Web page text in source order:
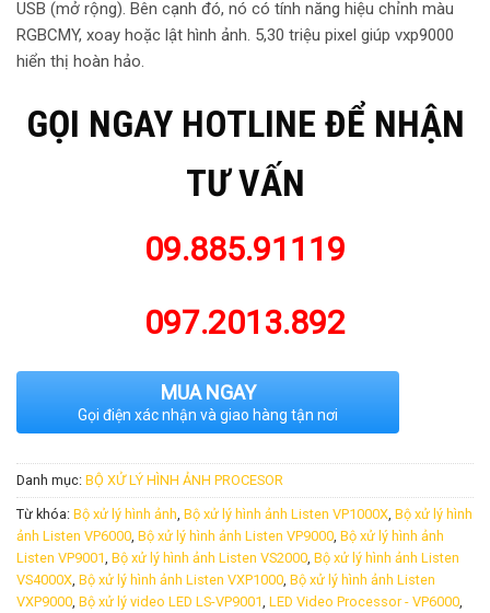
USB (mở rộng). Bên cạnh đó, nó có tính năng hiệu chỉnh màu
RGBCMY, xoay hoặc lật hình ảnh. 5,30 triệu pixel giúp vxp9000
hiển thị hoàn hảo.
GỌI NGAY HOTLINE ĐỂ NHẬN
TƯ VẤN
09.885.91119
097.2013.892
MUA NGAY
Gọi điện xác nhận và giao hàng tận nơi
Danh mục: BỘ XỬ LÝ HÌNH ẢNH PROCESOR
Từ khóa: Bộ xử lý hình ảnh Bộ xử lý hình ảnh Listen VP1000X Bộ xử lý hình
ảnh Listen VP6000 Bộ xử lý hình ảnh Listen VP9000 Bộ xử lý hình ảnh
Listen VP9001 Bộ xử lý hình ảnh Listen VS2000 Bộ xử lý hình ảnh Listen
VS4000X Bộ xử lý hình ảnh Listen VXP1000 Bộ xử lý hình ảnh Listen
VXP9000 Bộ xử lý video LED LS-VP9001 LED Video Processor - VP6000